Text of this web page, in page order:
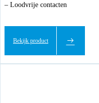
– Loodvrije contacten
Bekijk product